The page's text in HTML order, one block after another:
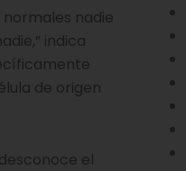
nadie
indica
de origen
el